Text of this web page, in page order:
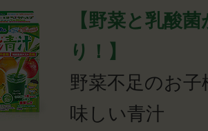
【野菜と乳酸
り！】
野菜不足のお
味しい青汁